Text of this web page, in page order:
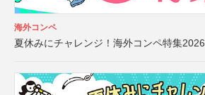
海外コンペ
夏休みにチャレンジ！海外コンペ特集2026